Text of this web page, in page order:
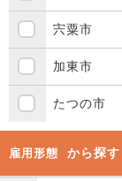
宍粟市
加東市
たつの市
雇用形態 から探す